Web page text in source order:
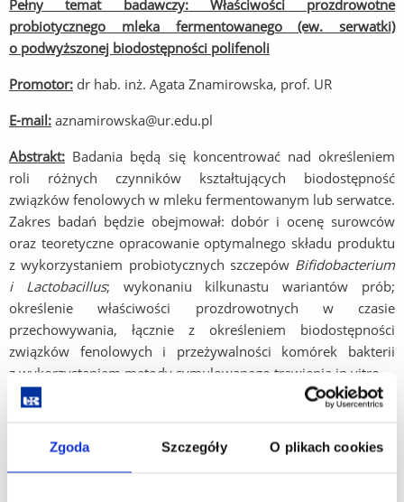
Zgoda Szczegóły O plikach cookies
Pełny temat badawczy: Właściwości prozdrowotne
probiotycznego mleka fermentowanego (ew. serwatki)
o podwyższonej biodostępności polifenoli
Promotor: dr hab. inż. Agata Znamirowska, prof. UR
E-mail: aznamirowska@ur.edu.pl
Abstrakt: Badania będą się koncentrować nad określeniem
roli różnych czynników kształtujących biodostępność
związków fenolowych w mleku fermentowanym lub serwatce.
Zakres badań będzie obejmował: dobór i ocenę surowców
oraz teoretyczne opracowanie optymalnego składu produktu
z wykorzystaniem probiotycznych szczepów Bifidobacterium
i Lactobacillus; wykonaniu kilkunastu wariantów prób;
określenie właściwości prozdrowotnych w czasie
przechowywania, łącznie z określeniem biodostępności
związków fenolowych i przeżywalności komórek bakterii
z wykorzystaniem metody symulowanego trawienia in vitro.
Research Topic: Health-promoting properties of probiotic
fermented milk (or whey) with increased bioavailability of